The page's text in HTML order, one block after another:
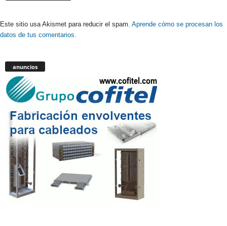
Este sitio usa Akismet para reducir el spam. Aprende cómo se procesan los
datos de tus comentarios.
anuncios